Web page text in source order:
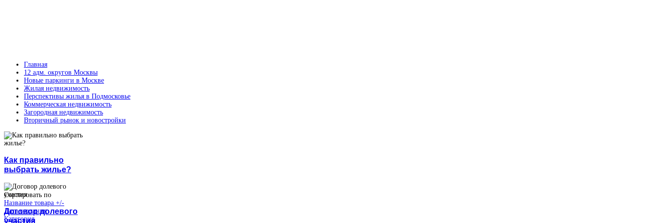
Главная
12 адм. округов Москвы
Новые паркинги в Москве
Жилая недвижимость
Перспективы жилья в Подмосковье
Коммерческая недвижимость
Загородная недвижимость
Вторичный рынок и новостройки
Как правильно
выбрать жилье?
Договор долевого
участия
Сортировать по
Название товара +/-
Дата создания
Категория